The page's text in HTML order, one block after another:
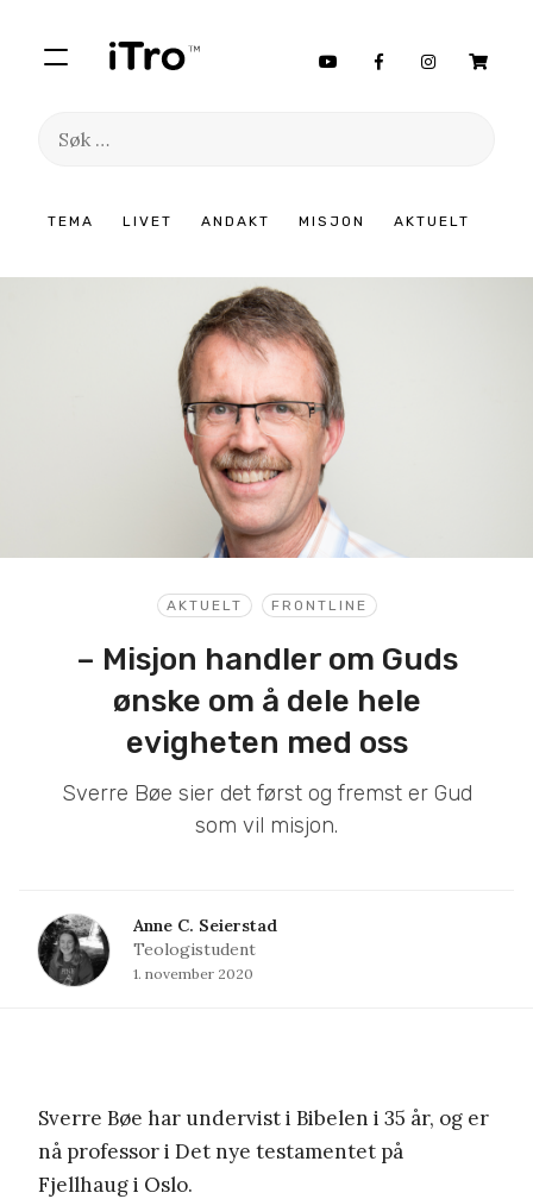
TEMA LIVET ANDAKT MISJON AKTUELT
Søk
innhold
AKTUELT FRONTLINE
– Misjon handler om Guds
ønske om å dele hele
evigheten med oss
Sverre Bøe sier det først og fremst er Gud
som vil misjon.
Anne C. Seierstad
Teologistudent
1. november 2020
Sverre Bøe har undervist i Bibelen i 35 år, og er
nå professor i Det nye testamentet på
Fjellhaug i Oslo.